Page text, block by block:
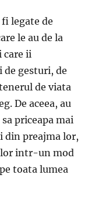
legate de
le au de la
care ii
de gesturi, de
de viata
De aceea, au
priceapa mai
din preajma lor,
lor intr-un mod
toata lumea